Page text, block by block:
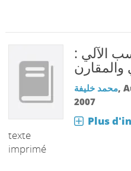
texte
imprimé
الآلي :
والمقارن
محمد خليفة,
2007
Plus